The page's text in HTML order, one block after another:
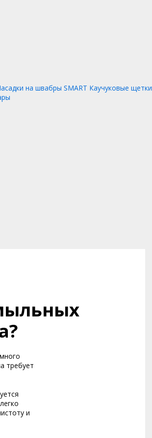
на швабры SMART Каучуковые щетки
требует
и